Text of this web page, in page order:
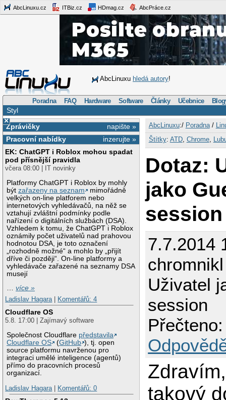
AbcLinuxu.cz ITBiz.cz HDmag.cz AbcPráce.cz
AbcLinuxu hledá autory!
Poradna FAQ Hardware Software Články Učebnice
Styl
×
napište »
Zprávičky
inzerujte »
Pracovní nabídky
EK: ChatGPT i Roblox mohou spadat
pod přísnější pravidla
včera 08:00 | IT novinky
Platformy ChatGPT i Roblox by mohly
býtzařazeny na seznam
mimořádně
velkých on-line platforem nebo
internetových vyhledávačů, na něž se
vztahují zvláštní podmínky podle
nařízení o digitálních službách (DSA).
Vzhledem k tomu, že ChatGPT i Roblox
oznámily počet uživatelů nad prahovou
hodnotou DSA, je toto označení
„rozhodně možné“ a mohlo by „přijít
dříve či později“. On-line platformy a
vyhledávače zařazené na seznamy DSA
musejí
…více »
Ladislav Hagara
Komentářů: 4
Cloudflare OS
5.8. 17:00 | Zajímavý software
Společnost Cloudflare představila
Cloudflare OS
(GitHub ), tj. open
source platformu navrženou pro
integraci umělé inteligence (agentů)
přímo do pracovních procesů
organizací.
Ladislav Hagara
Komentářů: 0
AbcLinuxu:/ Poradna/
Štítky: ATD, Chrome,
Dotaz:
jako
session
7.7.2014
chromnikl
Uživatel
session
takový